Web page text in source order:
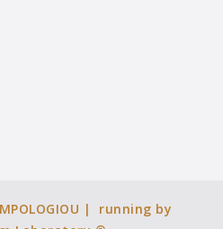
| running by